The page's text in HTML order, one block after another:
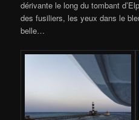
dérivante le long du tombant
des fusiliers, les yeux dans le
belle…